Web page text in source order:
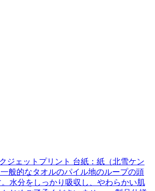
ジェットプリント 台紙：紙（北雪ケン
般的なタオルのパイル地のループの頭
水分をしっかり吸収し、やわらかい肌